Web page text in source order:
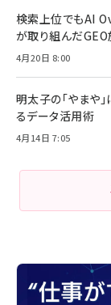
検索上位でもAI
が取り組んだ
4月20日 8:00
明太子の「やまや
るデータ活用術
4月14日 7:05